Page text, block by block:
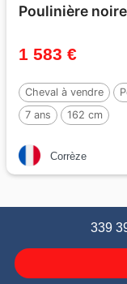
Poulinière
1 583 €
Cheval à vendre
7 ans
162 cm
Corrèze
339